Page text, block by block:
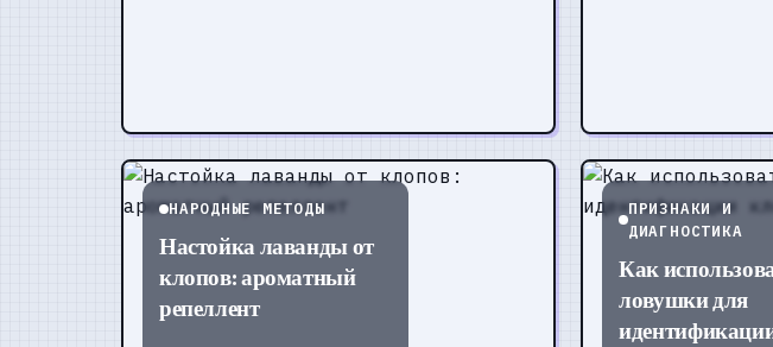
НАРОДНЫЕ МЕТОДЫ
Настойка лаванды от
клопов: ароматный
репеллент
ПРИЗНАКИ И
ДИАГНОСТИКА
Как
ловушки для